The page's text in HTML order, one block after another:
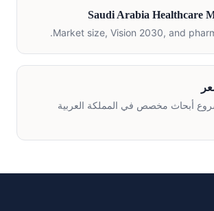
Saudi Arabia Healthcare
Market size, Vision 2030, and
أبحاث مخصص في المملكة العربية